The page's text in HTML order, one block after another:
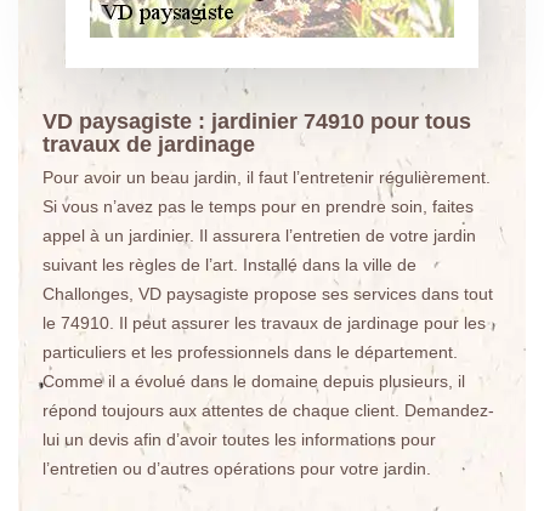
VD paysagiste : jardinier 74910 pour tous
travaux de jardinage
Pour avoir un beau jardin, il faut l’entretenir régulièrement.
Si vous n’avez pas le temps pour en prendre soin, faites
appel à un jardinier. Il assurera l’entretien de votre jardin
suivant les règles de l’art. Installé dans la ville de
Challonges, VD paysagiste propose ses services dans tout
le 74910. Il peut assurer les travaux de jardinage pour les
particuliers et les professionnels dans le département.
Comme il a évolué dans le domaine depuis plusieurs, il
répond toujours aux attentes de chaque client. Demandez-
lui un devis afin d’avoir toutes les informations pour
l’entretien ou d’autres opérations pour votre jardin.